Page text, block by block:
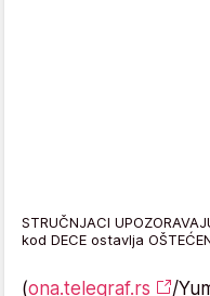
STRUČNJACI
kod DECE ostavlja
(ona.telegraf.rs /